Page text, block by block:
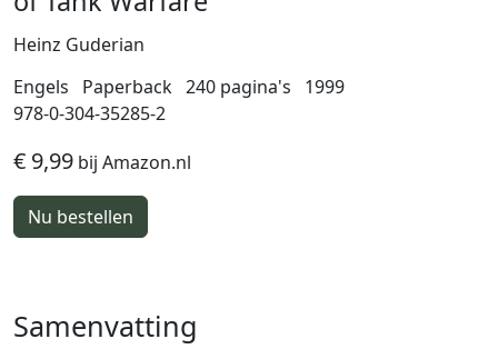
Heinz Guderian
Engels
Paperback 240 pagina's
1999
978-0-304-35285-2
€ 9,99 bij Amazon.nl
Nu bestellen
Samenvatting